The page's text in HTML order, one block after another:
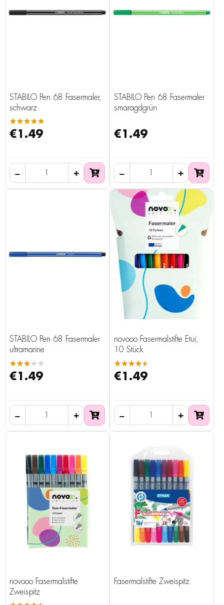
STABILO Pen 68 Fasermaler,
schwarz
★★★★★
€1.49
STABILO Pen 68 Fasermaler
smaragdgrün
€1.49
STABILO Pen 68 Fasermaler
ultramarine
★★★★★
€1.49
novooo Fasermalstifte Etui,
10 Stück
★★★★★
€1.49
novooo Fasermalstifte
Zweispitz
Fasermalstifte Zweispitz